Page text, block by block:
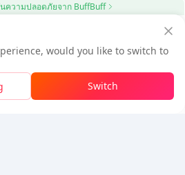
นความปลอดภัยจาก BuffBuff
ต้องชำระ
งปลอดภัยด้วยแอป BuffBuff
เพื่อรับ50 คะแนน (0.50 USD)
would you like to switch to
Switch
อัตโนมัติ